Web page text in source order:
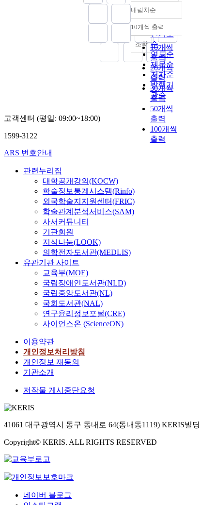
정확도
순
인기도
순
연도순
제목순
저자순
발행기
관순
내림차순
내림차순
10개씩 출력
10개씩
출력
20개씩
출력
30개씩
출력
50개씩
출력
100개씩
출력
조회
고객센터 (평일: 09:00~18:00)
1599-3122
ARS 번호안내
관련누리집
대학공개강의(KOCW)
학술정보통계시스템(Rinfo)
외국학술지지원센터(FRIC)
학술관계분석서비스(SAM)
사서커뮤니티
기관회원
지식나눔(LOOK)
의학전자도서관(MEDLIS)
유관기관 사이트
교육부(MOE)
국립장애인도서관(NLD)
국립중앙도서관(NL)
국회도서관(NAL)
연구윤리정보포털(CRE)
사이언스온 (ScienceON)
이용약관
개인정보처리방침
개인정보 재동의
기관소개
저작물 게시중단요청
41061 대구광역시 동구 동내로 64(동내동1119) KERIS빌딩
Copyright© KERIS. ALL RIGHTS RESERVED
네이버 블로그